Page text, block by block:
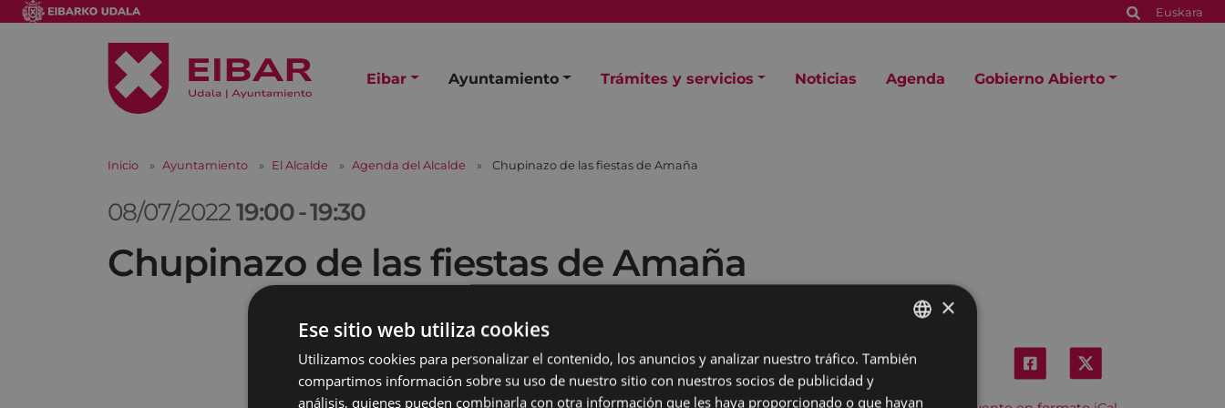
Euskara
Eibar Ayuntamiento Trámites y servicios Noticias Agenda Gobierno Abierto
Inicio Ayuntamiento El Alcalde Agenda del Alcalde Chupinazo de las fiestas de Amaña
08/07/202219:00-19:30
Chupinazo de las fiestas de Amaña
BASQUE
×
Ese sitio web utiliza cookies
Utilizamos cookies para personalizar el contenido, los anuncios y analizar nuestro tráfico. También
compartimos información sobre su uso de nuestro sitio con nuestros socios de publicidad y
análisis, quienes pueden combinarla con otra información que les haya proporcionado o que hayan